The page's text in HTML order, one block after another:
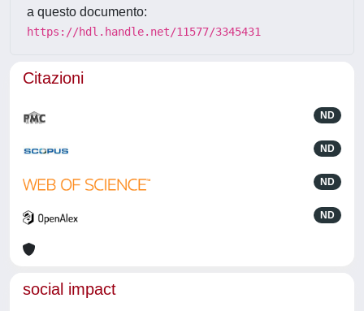
a questo documento:
https://hdl.handle.net/11577/3345431
Citazioni
ND
ND
ND
ND
social impact